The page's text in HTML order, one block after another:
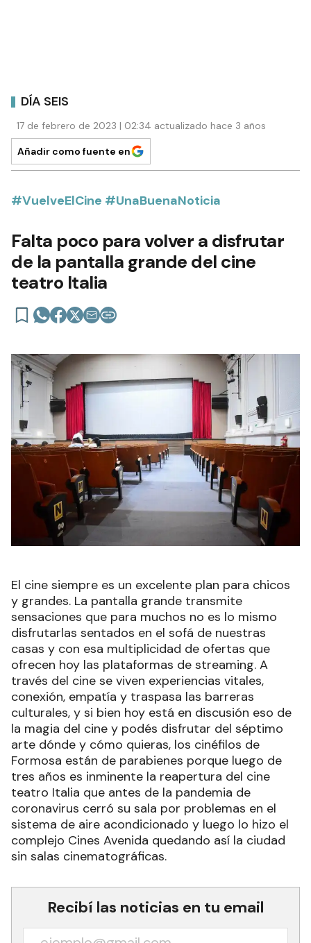
DÍA SEIS
17 de febrero de 2023 | 02:34 actualizado hace 3 años
Añadir como fuente en
#VuelveElCine #UnaBuenaNoticia
Falta poco para volver a disfrutar
de la pantalla grande del cine
teatro Italia
El cine siempre es un excelente plan para chicos
y grandes. La pantalla grande transmite
sensaciones que para muchos no es lo mismo
disfrutarlas sentados en el sofá de nuestras
casas y con esa multiplicidad de ofertas que
ofrecen hoy las plataformas de streaming. A
través del cine se viven experiencias vitales,
conexión, empatía y traspasa las barreras
culturales, y si bien hoy está en discusión eso de
la magia del cine y podés disfrutar del séptimo
arte dónde y cómo quieras, los cinéfilos de
Formosa están de parabienes porque luego de
tres años es inminente la reapertura del cine
teatro Italia que antes de la pandemia de
coronavirus cerró su sala por problemas en el
sistema de aire acondicionado y luego lo hizo el
complejo Cines Avenida quedando así la ciudad
sin salas cinematográficas.
Recibí las noticias en tu email